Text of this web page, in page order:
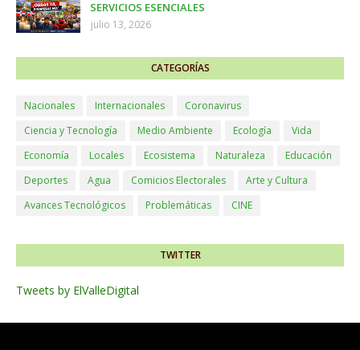
SERVICIOS ESENCIALES
julio 13, 2026
CATEGORÍAS
Nacionales Internacionales
Coronavirus
Ciencia y Tecnología
Medio Ambiente Ecología
Vida
Economía
Locales Ecosistema Naturaleza
Educación
Deportes
Agua Comicios Electorales
Arte y Cultura
Avances Tecnológicos
Problemáticas CINE
TWITTER
Tweets by ElValleDigital